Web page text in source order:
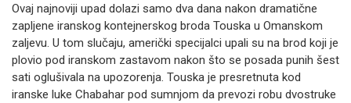
Ovaj najnoviji upad dolazi samo dva dana nakon dramatične
zapljene iranskog kontejnerskog broda Touska u Omanskom
zaljevu. U tom slučaju, američki specijalci upali su na brod koji je
plovio pod iranskom zastavom nakon što se posada punih šest
sati oglušivala na upozorenja. Touska je presretnuta kod
iranske luke Chabahar pod sumnjom da prevozi robu dvostruke